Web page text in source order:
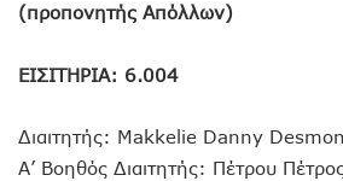
(προπονητής Απόλλων)
ΕΙΣΙΤΗΡΙΑ: 6.004
Διαιτητής: Makkelie Danny
Α’ Βοηθός Διαιτητής: Πέτρου